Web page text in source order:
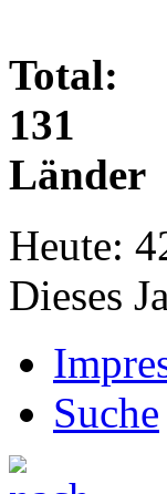
Total:
131
Länder
Heute:
Dieses
Suche